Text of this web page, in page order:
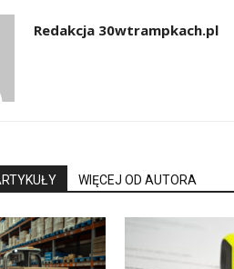
Redakcja 30wtrampkach.pl
WIĘCEJ OD AUTORA